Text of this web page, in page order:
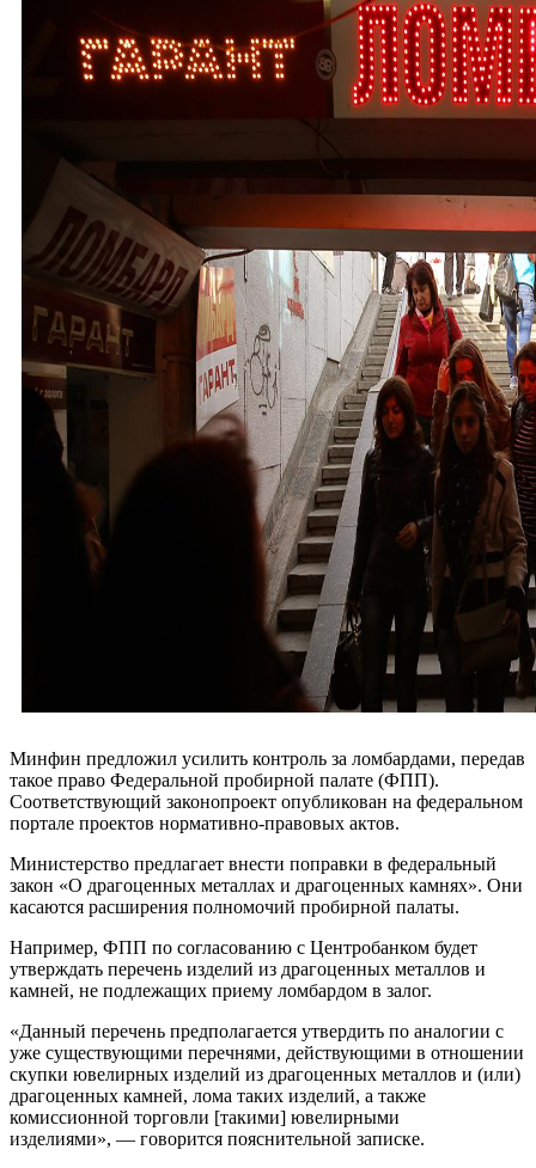
Минфин предложил усилить контроль за ломбардами, передав
такое право Федеральной пробирной палате (ФПП).
Соответствующий законопроект опубликован на федеральном
портале проектов нормативно-правовых актов.
Министерство предлагает внести поправки в федеральный
закон «О драгоценных металлах и драгоценных камнях». Они
касаются расширения полномочий пробирной палаты.
Например, ФПП по согласованию с Центробанком будет
утверждать перечень изделий из драгоценных металлов и
камней, не подлежащих приему ломбардом в залог.
«Данный перечень предполагается утвердить по аналогии с
уже существующими перечнями, действующими в отношении
скупки ювелирных изделий из драгоценных металлов и (или)
драгоценных камней, лома таких изделий, а также
комиссионной торговли [такими] ювелирными
изделиями», — говорится пояснительной записке.